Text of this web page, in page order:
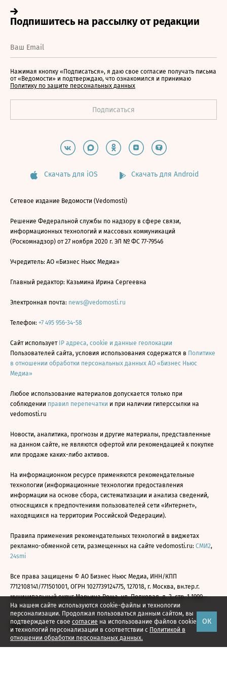
На нашем сайте используются cookie-файлы и технологии
персонализации. Продолжая пользоваться данным сайтом, вы
подтверждаете свое согласие на использование файлов cookie
и технологий персонализации в соответствии с Политикой в
отношении обработки персональных данных.
ОК
Нажимая кнопку «Подписаться», я даю свое согласие получать письма
от «Ведомости» и подтверждаю, что ознакомился и принимаю
Политику по защите персональных данных
Скачать для iOS Скачать для Android
Сетевое издание Ведомости (Vedomosti)
Решение Федеральной службы по надзору в сфере связи,
информационных технологий и массовых коммуникаций
(Роскомнадзор) от 27 ноября 2020 г. ЭЛ № ФС 77-79546
Учредитель: АО «Бизнес Ньюс Медиа»
Главный редактор: Казьмина Ирина Сергеевна
Электронная почта: news@vedomosti.ru
Телефон: +7 495 956-34-58
Сайт использует IP адреса, cookie и данные геолокации
Пользователей сайта, условия использования содержатся в Политике
в отношении обработки персональных данных АО «Бизнес Ньюс
Медиа»
Любое использование материалов допускается только при
соблюдении правил перепечатки и при наличии гиперссылки на
vedomosti.ru
Новости, аналитика, прогнозы и другие материалы, представленные
на данном сайте, не являются офертой или рекомендацией к покупке
или продаже каких-либо активов.
На информационном ресурсе применяются рекомендательные
технологии (информационные технологии предоставления
информации на основе сбора, систематизации и анализа сведений,
относящихся к предпочтениям пользователей сети «Интернет»,
находящихся на территории Российской Федерации).
Правила применения рекомендательных технологий в виджетах
рекламно-обменной сети, размещенных на сайте vedomosti.ru: СМИ2,
24smi
Все права защищены © АО Бизнес Ньюс Медиа, ИНН/КПП
7712108141/771501001, ОГРН 1027739124775, 127018, г. Москва, вн.тер.г.
муниципальный округ Марьина Роща, ул. Полковая, д. 3, стр. 1 1999—
2026